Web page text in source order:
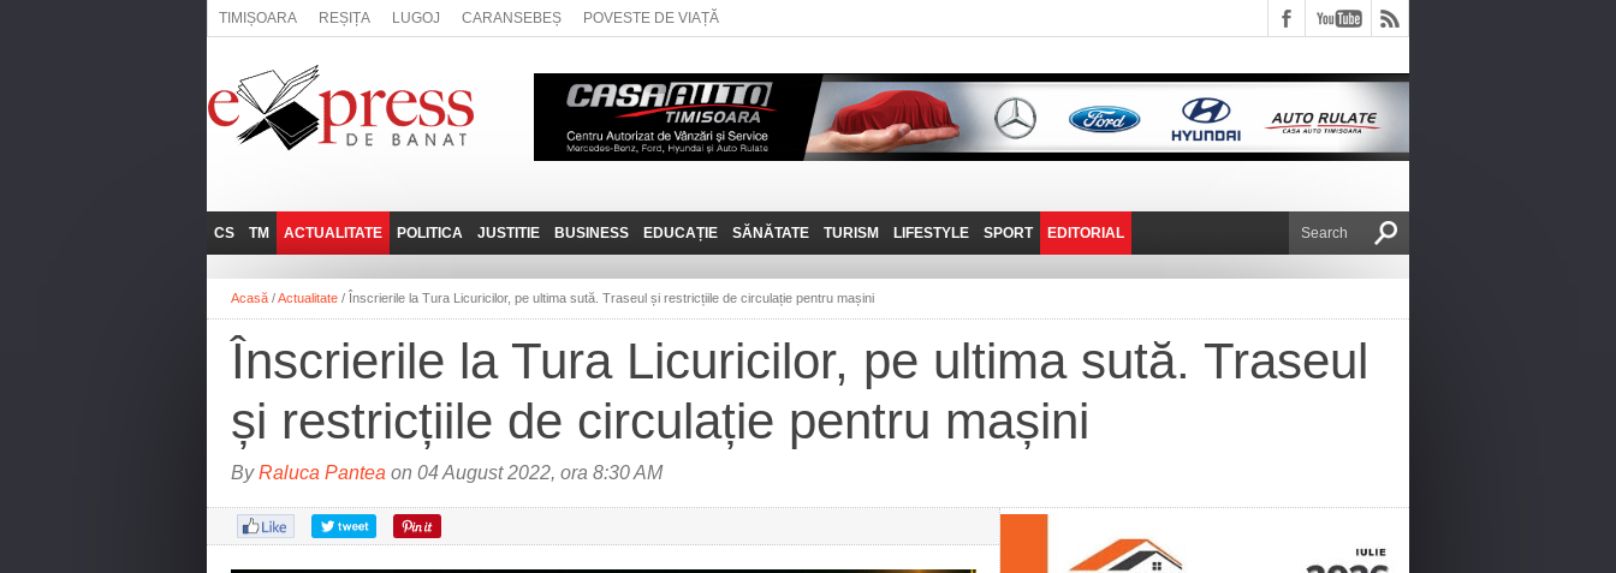
TIMIȘOARA REȘIȚA LUGOJ CARANSEBEȘ POVESTE DE VIAȚĂ
CS
REȘIȚA
CARANSEBEȘ
ANINA
BOCŞA
MOLDOVA NOUĂ
ORAVIȚA
OȚELU ROŞU
TM
LUGOJ
TIMIȘOARA
ACTUALITATE
ADMINISTRATIE
NAȚIONAL
SOCIAL
POLITICA
EXPRESSLIVE
INTERVIURILE
JUSTITIE BUSINESS
JOB-URI
TEHNIT
EDUCAȚIE SĂNĂTATE TURISM
PRIN MUNȚII
BANATULUI
FANTASTICUL BANAT
TRAVEL VLOG
LIFESTYLE
POVESTE DE VIAȚĂ
SPORT EDITORIAL
DE VICTOR NAFIRU
Acasă /Actualitate / Înscrierile la Tura Licuricilor, pe ultima sută. Traseul și restricțiile de circulație pentru mașini
Înscrierile la Tura Licuricilor, pe ultima sută. Traseul
și restricțiile de circulație pentru mașini
ByRaluca Pantea on 04 August 2022, ora 8:30 AM